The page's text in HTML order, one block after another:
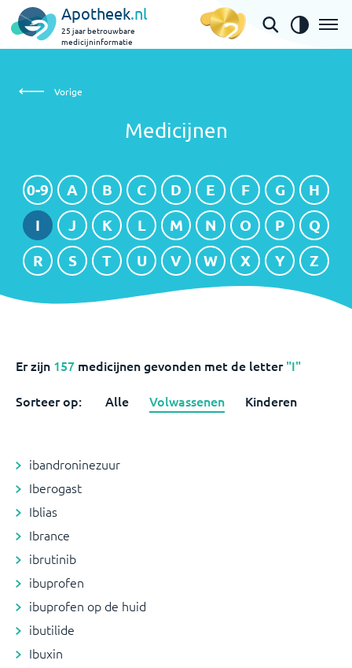
Apotheek.nl
25 jaar betrouwbare
medicijninformatie
Vorige
Medicijnen
0-9 A B C D E F G
H
I
J K L M N O P
Q
R
S T U V W X Y Z
Er zijn 157 medicijnengevonden met de letter"I"
Sorteer op: Alle Volwassenen Kinderen
ibandroninezuur
Iberogast
Iblias
Ibrance
ibrutinib
ibuprofen
ibuprofen op de huid
ibutilide
Ibuxin